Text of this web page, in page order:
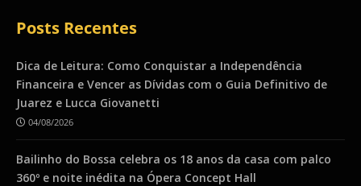
Posts Recentes
Dica de Leitura: Como Conquistar a Independência
Financeira e Vencer as Dívidas com o Guia Definitivo de
Juarez e Lucca Giovanetti
04/08/2026
Bailinho do Bossa celebra os 18 anos da casa com palco
360º e noite inédita na Ópera Concept Hall